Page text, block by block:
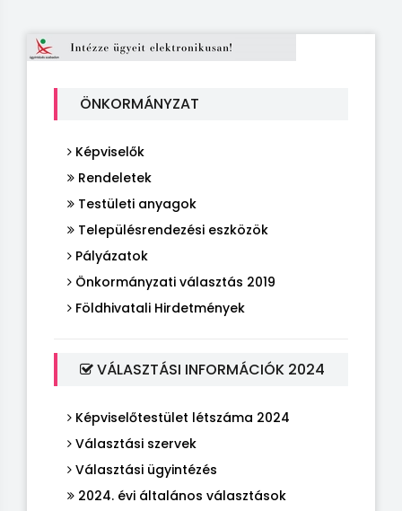
ÖNKORMÁNYZAT
Képviselők
Rendeletek
Testületi anyagok
Településrendezési eszközök
Pályázatok
Önkormányzati választás 2019
Földhivatali Hirdetmények
VÁLASZTÁSI INFORMÁCIÓK 2024
Képviselőtestület létszáma 2024
Választási szervek
Választási ügyintézés
2024. évi általános választások